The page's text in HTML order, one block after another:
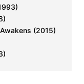
(2015)